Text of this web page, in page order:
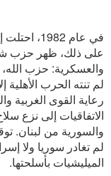
في عام
على ذلك، ظهر حزب
والعسكرية: حزب
رعاية القوى الغربية
الاتفاقيات إلى نزع
والسورية من لبنان.
لم تغادر سوريا ولا
الميليشيات بأسلحتها.